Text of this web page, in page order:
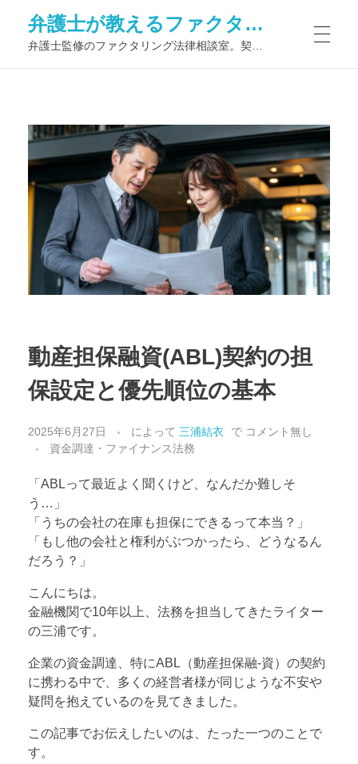
弁護士が教えるファクタリング法律相談室
動産担保融資(ABL)契約の担
保設定と優先順位の基本
2025年6月27日 によって 三浦結衣 で コメント無し
資金調達・ファイナンス法務
「ABLって最近よく聞くけど、なんだか難しそ
う…」
「うちの会社の在庫も担保にできるって本当？」
「もし他の会社と権利がぶつかったら、どうなるん
だろう？」
こんにちは。
金融機関で10年以上、法務を担当してきたライター
の三浦です。
企業の資金調達、特にABL（動産担保融-資）の契約
に携わる中で、多くの経営者様が同じような不安や
疑問を抱えているのを見てきました。
この記事でお伝えしたいのは、たった一つのことで
す。